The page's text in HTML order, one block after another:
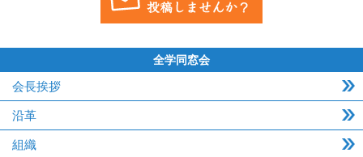
全学同窓会
会長挨拶
沿革
組織